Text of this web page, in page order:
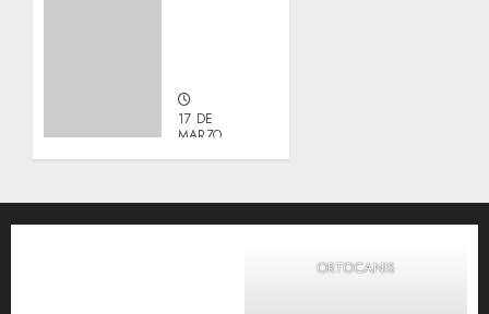
17 DE
MARZO,
ORTOCANIS